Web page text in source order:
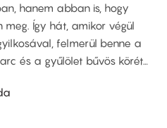
hanem abban is, hogy
meg. Így hát, amikor végül
felmerül benne a
és a gyűlölet bűvös körét…